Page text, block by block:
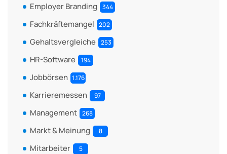
Employer Branding 344
Fachkräftemangel 202
Gehaltsvergleiche 253
HR-Software 194
Jobbörsen 1.176
Karrieremessen 97
Management 268
Markt & Meinung 8
Mitarbeiter 5